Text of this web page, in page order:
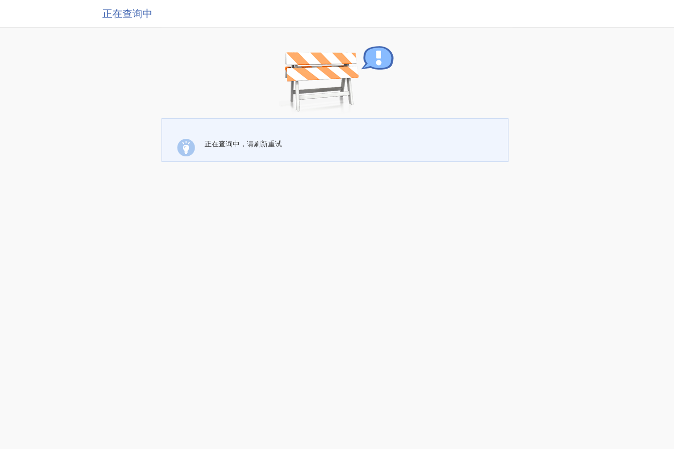
正在查询中
正在查询中，请刷新重试